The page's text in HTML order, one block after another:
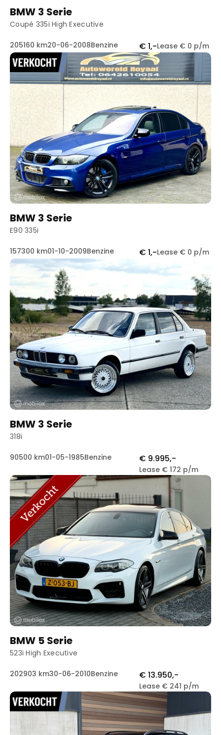
BMW 3 Serie
Coupé 335i High Executive
205160 km20-06-2008Benzine € 1,-Lease € 0 p/m
BMW 3 Serie
E90 335i
157300 km01-10-2009Benzine € 1,-Lease € 0 p/m
BMW 3 Serie
318i
90500 km01-05-1985Benzine € 9.995,-
Lease € 172 p/m
BMW 5 Serie
523i High Executive
202903 km30-06-2010Benzine € 13.950,-
Lease € 241 p/m